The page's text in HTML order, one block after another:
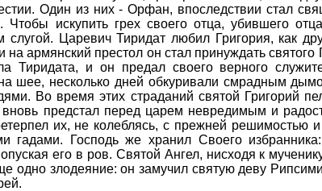
Один из них - Орфан, впоследствии стал
искупить грех своего отца, убившего
Царевич Тиридат любил Григория, как
армянский престол он стал принуждать святого
Тиридата, и он предал своего верного
шее, несколько дней обкуривали смрадным
Во время этих страданий святой Григорий
вновь предстал перед царем невредимым и
их, не колеблясь, с прежней решимостью и
Господь же хранил Своего
его в ров. Святой Ангел, нисходя к
одно злодеяние: он замучил святую деву